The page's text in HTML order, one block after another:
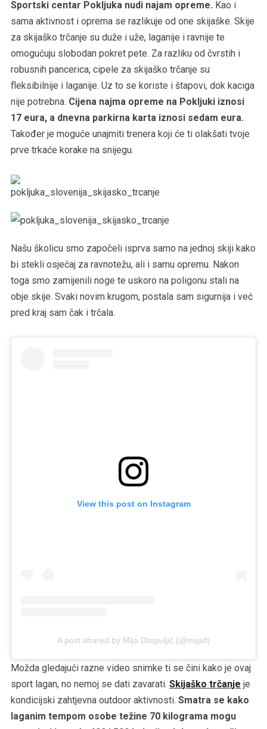
Sportski centar Pokljuka nudi najam opreme. Kao i
sama aktivnost i oprema se razlikuje od one skijaške. Skije
za skijaško trčanje su duže i uže, laganije i ravnije te
omogućuju slobodan pokret pete. Za razliku od čvrstih i
robusnih pancerica, cipele za skijaško trčanje su
fleksibilnije i laganije. Uz to se koriste i štapovi, dok kaciga
nije potrebna. Cijena najma opreme na Pokljuki iznosi
17 eura, a dnevna parkirna karta iznosi sedam eura.
Također je moguće unajmiti trenera koji će ti olakšati tvoje
prve trkaće korake na snijegu.
Našu školicu smo započeli isprva samo na jednoj skiji kako
bi stekli osjećaj za ravnotežu, ali i samu opremu. Nakon
toga smo zamijenili noge te uskoro na poligonu stali na
obje skije. Svaki novim krugom, postala sam sigurnija i već
pred kraj sam čak i trčala.
View this post on Instagram
A post shared by Mija Dropuljić (@mijad)
Možda gledajući razne video snimke ti se čini kako je ovaj
sport lagan, no nemoj se dati zavarati. Skijaško trčanje je
kondicijski zahtjevna outdoor aktivnosti. Smatra se kako
laganim tempom osobe težine 70 kilograma mogu